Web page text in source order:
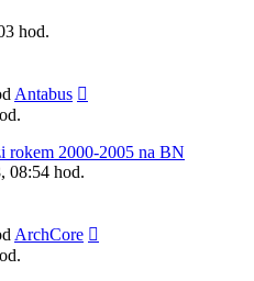
hod.
Antabus
rokem 2000-2005 na BN
08:54 hod.
ArchCore